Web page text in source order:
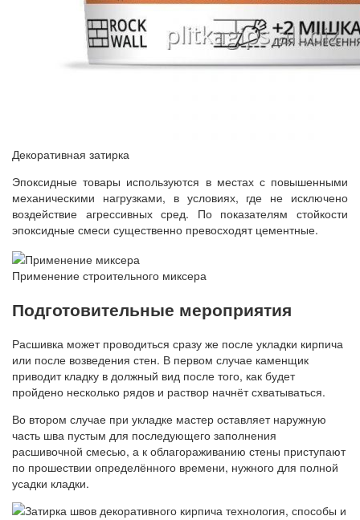
Декоративная затирка
Эпоксидные товары используются в местах с повышенными
механическими нагрузками, в условиях, где не исключено
воздействие агрессивных сред. По показателям стойкости
эпоксидные смеси существенно превосходят цементные.
Применение строительного миксера
Подготовительные мероприятия
Расшивка может проводиться сразу же после укладки кирпича
или после возведения стен. В первом случае каменщик
приводит кладку в должный вид после того, как будет
пройдено несколько рядов и раствор начнёт схватываться.
Во втором случае при укладке мастер оставляет наружную
часть шва пустым для последующего заполнения
расшивочной смесью, а к облагораживанию стены приступают
по прошествии определённого времени, нужного для полной
усадки кладки.